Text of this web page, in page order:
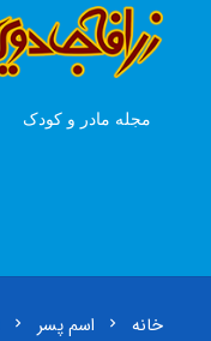
مجله مادر و کودک
خانه chevron_right اسم پسر chevron_right